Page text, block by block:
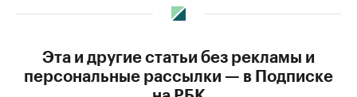
Эта и другие статьи без рекламы и
персональные рассылки — в Подписке